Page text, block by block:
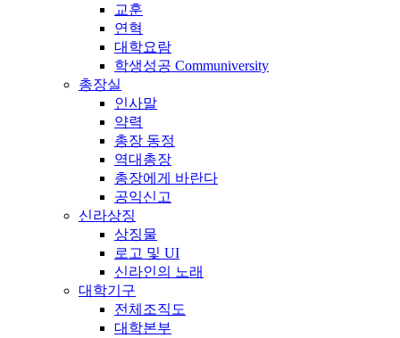
교훈
연혁
대학요람
학생성공 Communiversity
총장실
인사말
약력
총장 동정
역대총장
총장에게 바란다
공익신고
신라상징
상징물
로고 및 UI
신라인의 노래
대학기구
전체조직도
대학본부